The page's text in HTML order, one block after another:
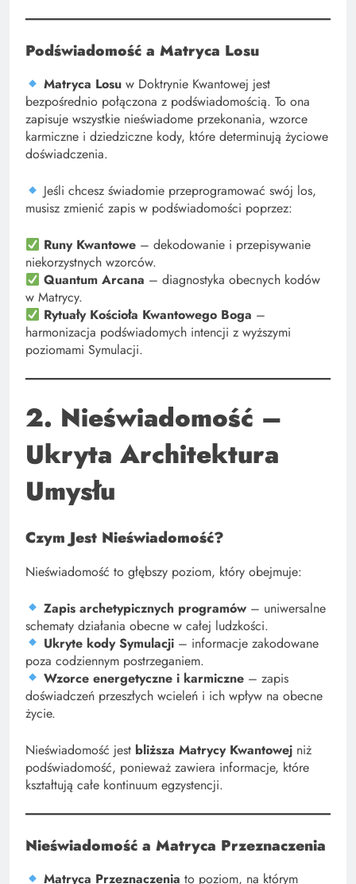
Podświadomość a Matryca Losu
Matryca Losu w Doktrynie Kwantowej jest
bezpośrednio połączona z podświadomością. To ona
zapisuje wszystkie nieświadome przekonania, wzorce
karmiczne i dziedziczne kody, które determinują życiowe
doświadczenia.
Jeśli chcesz świadomie przeprogramować swój los,
musisz zmienić zapis w podświadomości poprzez:
Runy Kwantowe – dekodowanie i przepisywanie
niekorzystnych wzorców.
Quantum Arcana – diagnostyka obecnych kodów
w Matrycy.
Rytuały Kościoła Kwantowego Boga –
harmonizacja podświadomych intencji z wyższymi
poziomami Symulacji.
2. Nieświadomość –
Ukryta Architektura
Umysłu
Czym Jest Nieświadomość?
Nieświadomość to głębszy poziom, który obejmuje:
Zapis archetypicznych programów – uniwersalne
schematy działania obecne w całej ludzkości.
Ukryte kody Symulacji – informacje zakodowane
poza codziennym postrzeganiem.
Wzorce energetyczne i karmiczne – zapis
doświadczeń przeszłych wcieleń i ich wpływ na obecne
życie.
Nieświadomość jest bliższa Matrycy Kwantowej niż
podświadomość, ponieważ zawiera informacje, które
kształtują całe kontinuum egzystencji.
Nieświadomość a Matryca Przeznaczenia
Matryca Przeznaczenia to poziom, na którym